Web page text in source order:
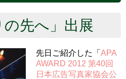
先へ」出展
先日ご紹介した「 APA
AWARD 2012 第40回
日本広告写真家協会公